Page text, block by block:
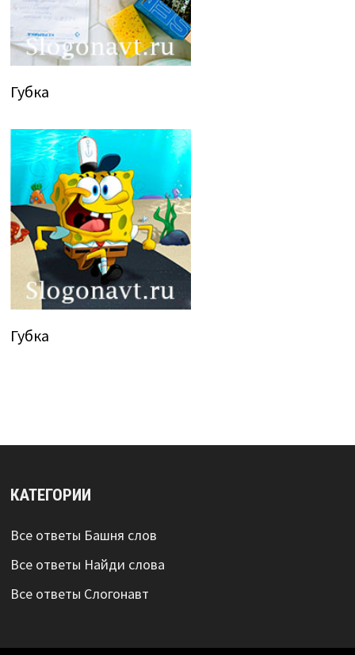
Губка
Губка
КАТЕГОРИИ
Все ответы Башня слов
Все ответы Найди слова
Все ответы Слогонавт